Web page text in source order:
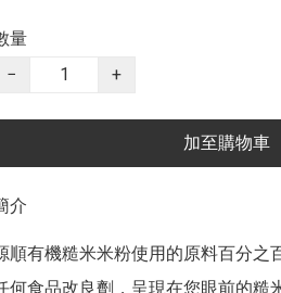
量
−
+
加至購物車
介
順有機糙米米粉使用的原料百分之
何食品改良劑，呈現在您眼前的糙